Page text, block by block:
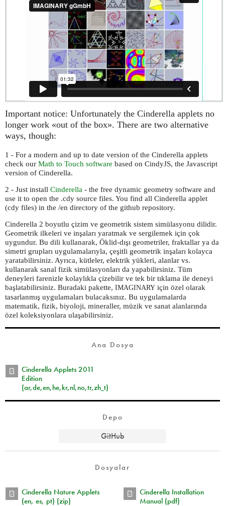
Important notice: Unfortunately the Cinderella applets no
longer work «out of the box». There are two alternative
ways, though:
1 - For a modern and up to date version of the Cinderella applets
check our Math to Touch software based on CindyJS, the Javascript
version of Cinderella.
2 - Just install Cinderella - the free dynamic geometry software and
use it to open the .cdy source files. You find all Cinderella applet
(cdy files) in the /en directory of the github repository.
Cinderella 2 boyutlu çizim ve geometrik sistem simülasyonu dilidir.
Geometrik ilkeleri ve inşaları yaratmak ve sergilemek için çok
uygundur. Bu dili kullanarak, Öklid-dışı geometriler, fraktallar ya da
simetri grupları uygulamalarıyla, çeşitli geometrik inşaları kolayca
yaratabilirsiniz. Ayrıca, kütleler, elektrik yükleri, alanlar vs.
kullanarak sanal fizik simülasyonları da yapabilirsiniz. Tüm
deneyleri farenizle kolaylıkla çizebilir ve tek bir tıklama ile deneyi
başlatabilirsiniz. Buradaki pakette, IMAGINARY için özel olarak
tasarlanmış uygulamaları bulacaksınız. Bu uygulamalarda
matematik, fizik, biyoloji, mineraller, müzik ve sanat alanlarında
özel koleksiyonlara ulaşabilirsiniz.
Ana Dosya
Cinderella Applets 2011
Edition
(ar,de,en,he,kr,nl,no,tr,zh_t)
Depo
GitHub
Dosyalar
Cinderella Nature Applets
(en, es, pt) (zip)
Cinderella Installation
Manual (pdf)